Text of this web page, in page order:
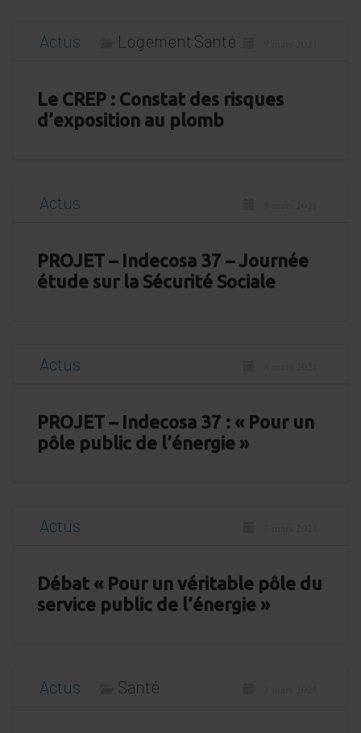
Actus Logement Santé
Le CREP : Constat des risques
d’exposition au plomb
Actus
PROJET – Indecosa 37 – Journée
étude sur la Sécurité Sociale
Actus
PROJET – Indecosa 37 : « Pour un
pôle public de l’énergie »
Actus
Débat « Pour un véritable pôle du
service public de l’énergie »
Actus Santé